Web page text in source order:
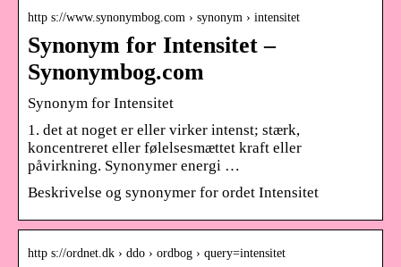
http s://www.synonymbog.com › synonym › intensitet
Synonym for Intensitet –
Synonymbog.com
Synonym for Intensitet
1. det at noget er eller virker intenst; stærk,
koncentreret eller følelsesmættet kraft eller
påvirkning. Synonymer energi …
Beskrivelse og synonymer for ordet Intensitet
http s://ordnet.dk › ddo › ordbog › query=intensitet